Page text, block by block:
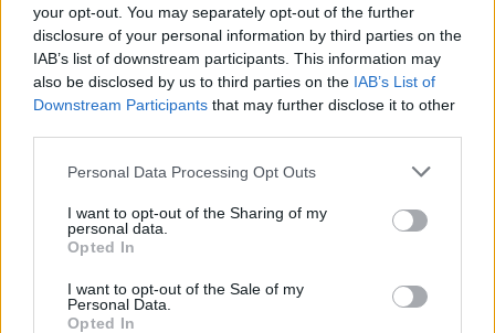
your opt-out. You may separately opt-out of the further
disclosure of your personal information by third parties on the
IAB’s list of downstream participants. This information may
also be disclosed by us to third parties on the IAB’s List of
Downstream Participants that may further disclose it to other
Personal Data Processing Opt Outs
I want to opt-out of the Sharing of my
personal data.
Opted In
I want to opt-out of the Sale of my
Personal Data.
Opted In